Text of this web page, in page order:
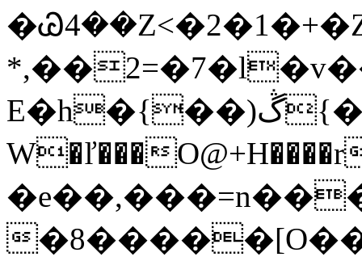
E�h�{��)ڴ{�!
W�ľ���